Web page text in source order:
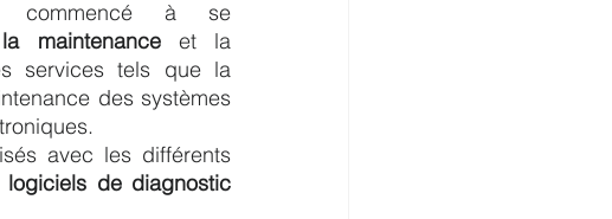
maintenance et la
services tels que la
des systèmes
avec les différents
logiciels de diagnostic